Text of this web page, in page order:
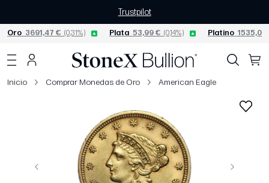
Trustpilot
Oro 3691,47 € (0,31%) Plata 53,99 € (0,14%) Platino 1535,08
Inicio Comprar Monedas de Oro American Eagle
Página anterior Siguiente